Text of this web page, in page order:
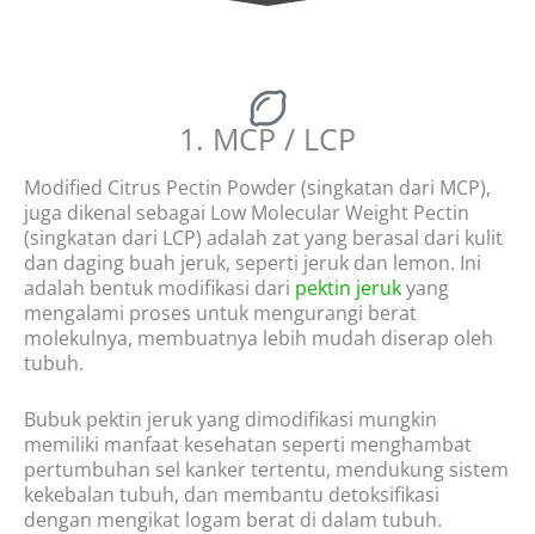
1. MCP / LCP
Modified Citrus Pectin Powder (singkatan dari MCP),
juga dikenal sebagai Low Molecular Weight Pectin
(singkatan dari LCP) adalah zat yang berasal dari kulit
dan daging buah jeruk, seperti jeruk dan lemon. Ini
adalah bentuk modifikasi dari pektin jerukyang
mengalami proses untuk mengurangi berat
molekulnya, membuatnya lebih mudah diserap oleh
tubuh.
Bubuk pektin jeruk yang dimodifikasi mungkin
memiliki manfaat kesehatan seperti menghambat
pertumbuhan sel kanker tertentu, mendukung sistem
kekebalan tubuh, dan membantu detoksifikasi
dengan mengikat logam berat di dalam tubuh.